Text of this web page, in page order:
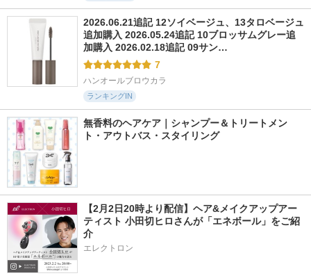
2026.06.21追記 12ソイベージュ、13タロベージュ
追加購入 2026.05.24追記 10ブロッサムグレー追
加購入 2026.02.18追記 09サン…
7
ハンオールブロウカラ
ランキングIN
無香料のヘアケア｜シャンプー＆トリートメン
ト・アウトバス・スタイリング
【2月2日20時より配信】ヘア&メイクアップアー
ティスト 小田切ヒロさんが「エネボール」をご紹
介
エレクトロン